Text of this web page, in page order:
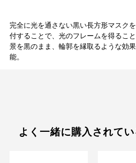
完全に光を通さない黒い長方形マスク
付することで、光のフレームを得るこ
景を黒のまま、輪郭を縁取るような効
能。
よく一緒に購入されて